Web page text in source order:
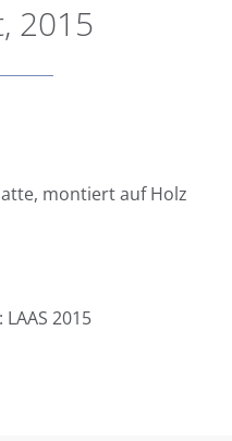
2015
montiert auf Holz
2015